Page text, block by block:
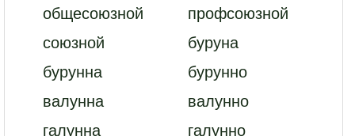
общесоюзной
профсоюзной
союзной
буруна
бурунна
бурунно
валунна
валунно
галунна
галунно